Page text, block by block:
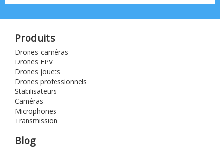
Produits
Drones-caméras
Drones FPV
Drones jouets
Drones professionnels
Stabilisateurs
Caméras
Microphones
Transmission
Blog